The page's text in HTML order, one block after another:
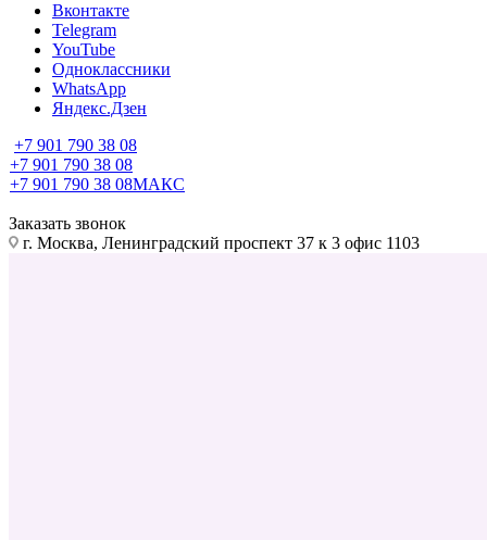
Вконтакте
Telegram
YouTube
Одноклассники
WhatsApp
Яндекс.Дзен
+7 901 790 38 08
+7 901 790 38 08
+7 901 790 38 08МАКС
Заказать звонок
г. Москва, Ленинградский проспект 37 к 3 офис 1103